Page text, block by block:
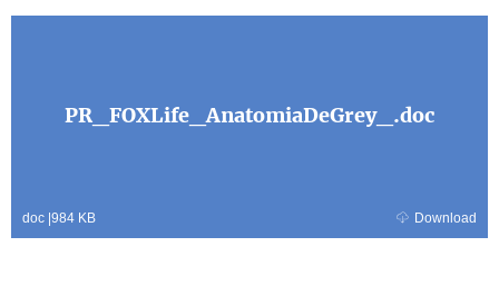
PR_FOXLife_AnatomiaDeGrey_.doc
doc 984 KB Download